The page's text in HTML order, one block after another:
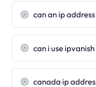
can an ip
can i use
canada ip